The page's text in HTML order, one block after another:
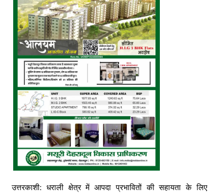
उत्तरकाशी: धराली क्षेत्र में आपदा प्रभावितों की सहायता के लिए